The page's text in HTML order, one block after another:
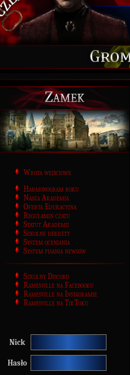
Zamek
Wrota wejściowe
Harmonogram roku
Nasza Akademia
Oferta Edukacyjna
Regulamin czatu
Statut Akademii
Szkolne dekrety
System oceniania
System pisania newsów
Szkolny Discord
Ramesville na Facebooku
Ramesville na Instagramie
Ramesville na TikToku
Nick
Hasło